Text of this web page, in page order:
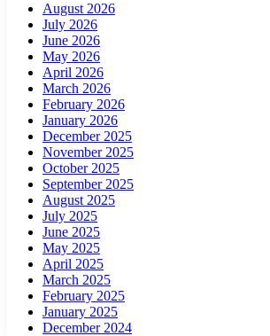
August 2026
July 2026
June 2026
May 2026
April 2026
March 2026
February 2026
January 2026
December 2025
November 2025
October 2025
September 2025
August 2025
July 2025
June 2025
May 2025
April 2025
March 2025
February 2025
January 2025
December 2024